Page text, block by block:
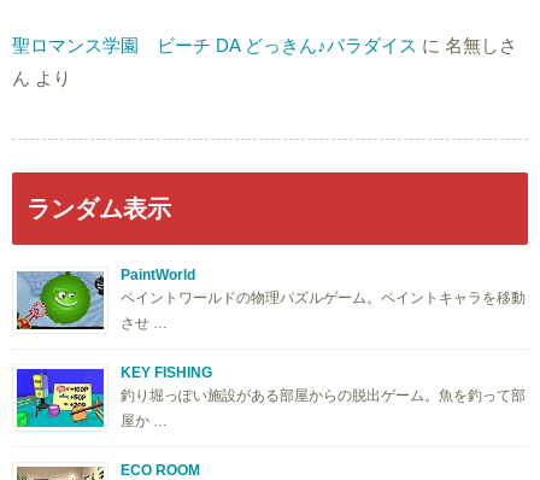
聖ロマンス学園 ビーチ DA どっきん♪パラダイス に 名無しさ
ん より
ランダム表示
PaintWorld
ペイントワールドの物理パズルゲーム。ペイントキャラを移動
させ …
KEY FISHING
釣り堀っぽい施設がある部屋からの脱出ゲーム。魚を釣って部
屋か …
ECO ROOM